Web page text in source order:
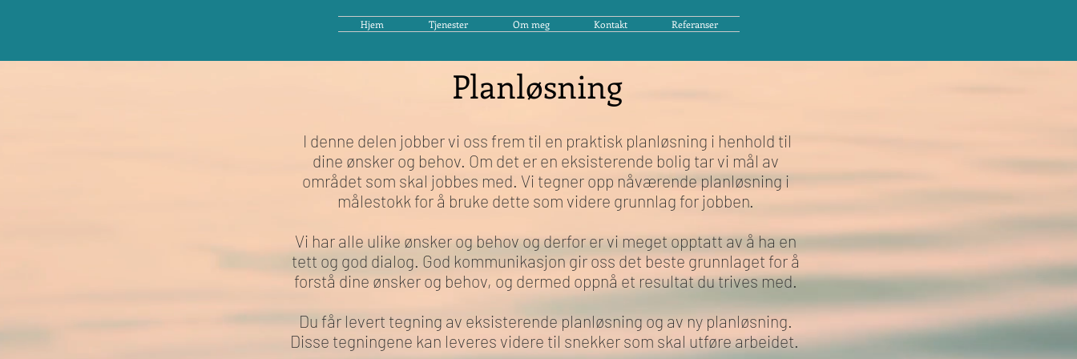
Hjem Tjenester Om meg Kontakt Referanser
Planløsning
I denne delen jobber vi oss frem til en praktisk planløsning i henhold til
dine ønsker og behov. Om det er en eksisterende bolig tar vi mål av
området som skal jobbes med. Vi tegner opp nåværende planløsning i
målestokk for å bruke dette som videre grunnlag for jobben.
Vi har alle ulike ønsker og behov og derfor er vi meget opptatt av å ha en
tett og god dialog. God kommunikasjon gir oss det beste grunnlaget for å
forstå dine ønsker og behov, og dermed oppnå et resultat du trives med.
Du får levert tegning av eksisterende planløsning og av ny planløsning.
Disse tegningene kan leveres videre til snekker som skal utføre arbeidet.
Hjem Tjenester Om meg Kontakt Referanser